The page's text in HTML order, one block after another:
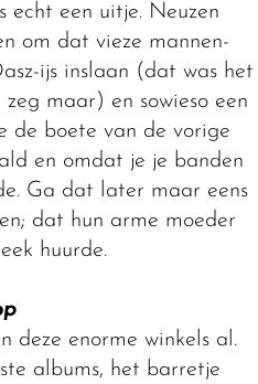
echt een uitje. Neuzen
om dat vieze mannen-
ijs inslaan (dat was het
zeg maar) en sowieso een
de boete van de vorige
en omdat je je banden
Ga dat later maar eens
dat hun arme moeder
huurde.
deze enorme winkels al.
albums, het barretje